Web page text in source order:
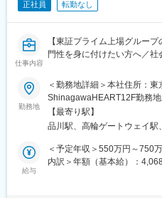
■就業環境：
◎おしゃれなオフィスで、周
また、社内には、電子レン
◎メンバーには質問がしやす
土があり、頑張りをきちん
■当社の特徴：
◎フロア人数は約80名。
◎平均年齢35歳の若い社員中
特化したノウハウを持ち、
正社員 転勤なし
仕事内容
【東証プライム上場グルー
門性を身に付けたい方へ／
休日125日／福利厚生充実◎
■職務概要
地域医療の未来を支える当
成・審査、社内規程の整備、
療・介護業界が未経験の方
ますのでご安心ください。
勤務地
＜勤務地詳細＞本社住所：
ShinagawaHEART12F勤務
策：屋内喫煙可能場所あり
【最寄り駅】
品川駅、高輪ゲートウェイ駅
給与
＜予定年収＞550万円～750
内訳＞年額（基本給）：